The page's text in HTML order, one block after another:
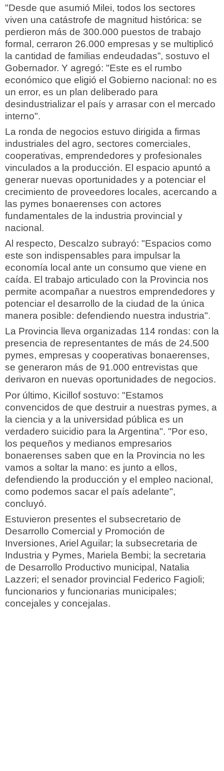
"Desde que asumió Milei, todos los sectores
viven una catástrofe de magnitud histórica: se
perdieron más de 300.000 puestos de trabajo
formal, cerraron 26.000 empresas y se multiplicó
la cantidad de familias endeudadas”, sostuvo el
Gobernador. Y agregó: "Este es el rumbo
económico que eligió el Gobierno nacional: no es
un error, es un plan deliberado para
desindustrializar el país y arrasar con el mercado
interno".
La ronda de negocios estuvo dirigida a firmas
industriales del agro, sectores comerciales,
cooperativas, emprendedores y profesionales
vinculados a la producción. El espacio apuntó a
generar nuevas oportunidades y a potenciar el
crecimiento de proveedores locales, acercando a
las pymes bonaerenses con actores
fundamentales de la industria provincial y
nacional.
Al respecto, Descalzo subrayó: "Espacios como
este son indispensables para impulsar la
economía local ante un consumo que viene en
caída. El trabajo articulado con la Provincia nos
permite acompañar a nuestros emprendedores y
potenciar el desarrollo de la ciudad de la única
manera posible: defendiendo nuestra industria".
La Provincia lleva organizadas 114 rondas: con la
presencia de representantes de más de 24.500
pymes, empresas y cooperativas bonaerenses,
se generaron más de 91.000 entrevistas que
derivaron en nuevas oportunidades de negocios.
Por último, Kicillof sostuvo: "Estamos
convencidos de que destruir a nuestras pymes, a
la ciencia y a la universidad pública es un
verdadero suicidio para la Argentina". "Por eso,
los pequeños y medianos empresarios
bonaerenses saben que en la Provincia no les
vamos a soltar la mano: es junto a ellos,
defendiendo la producción y el empleo nacional,
como podemos sacar el país adelante",
concluyó.
Estuvieron presentes el subsecretario de
Desarrollo Comercial y Promoción de
Inversiones, Ariel Aguilar; la subsecretaria de
Industria y Pymes, Mariela Bembi; la secretaria
de Desarrollo Productivo municipal, Natalia
Lazzeri; el senador provincial Federico Fagioli;
funcionarios y funcionarias municipales;
concejales y concejalas.